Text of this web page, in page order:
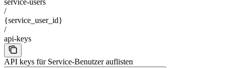
service-users
/
{service_user_id}
/
api-keys
API keys für Service-Benutzer auflisten